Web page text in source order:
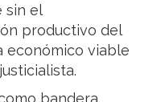
sin el
productivo del
económico viable
bandera